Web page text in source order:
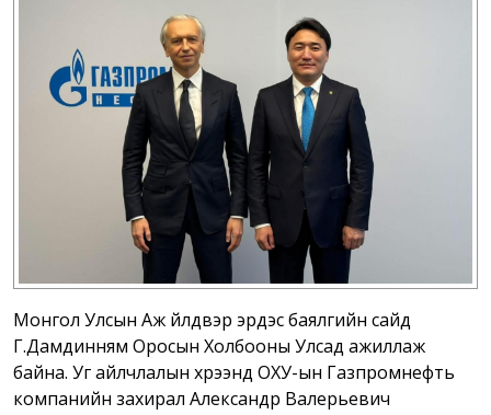
Монгол Улсын Аж үйлдвэр эрдэс баялгийн сайд
Г.Дамдинням Оросын Холбооны Улсад ажиллаж
байна. Уг айлчлалын хүрээнд ОХУ-ын Газпромнефть
компанийн захирал Александр Валерьевич